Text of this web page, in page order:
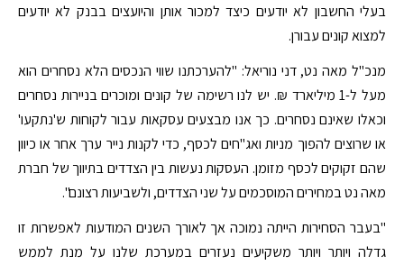
בעלי החשבון לא יודעים כיצד למכור אותן והיועצים בבנק לא יודעים
למצוא קונים עבורן.
מנכ"ל מאה נט, דני נוריאל: "להערכתנו שווי הנכסים הלא נסחרים הוא
מעל ל-1 מיליארד ₪. יש לנו רשימה של קונים ומוכרים בניירות נסחרים
וכאלו שאינם נסחרים. כך אנו מבצעים עסקאות עבור לקוחות ש'נתקעו'
או שרוצים להפוך מניות ואג"חים לכסף, כדי לקנות נייר ערך אחר או כיוון
שהם זקוקים לכסף מזומן. העסקות נעשות בין הצדדים בתיווך של חברת
מאה נט במחירים המוסכמים על שני הצדדים, ולשביעות רצונם".
"בעבר הסחירות הייתה נמוכה אך לאורך השנים המודעות לאפשרות זו
גדלה ויותר ויותר משקיעים נעזרים במערכת שלנו על מנת לממש